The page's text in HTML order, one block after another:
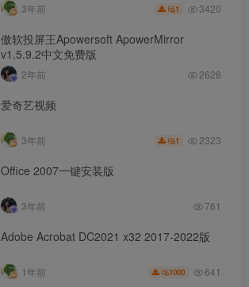
3年前 1 3420
傲软投屏王Apowersoft ApowerMirror
v1.5.9.2中文免费版
2年前 2628
爱奇艺视频
3年前 1 2323
Office 2007一键安装版
3年前 761
Adobe Acrobat DC2021 x32 2017-2022版
1年前 1000 641